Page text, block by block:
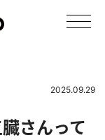
2025.09.29
さんって